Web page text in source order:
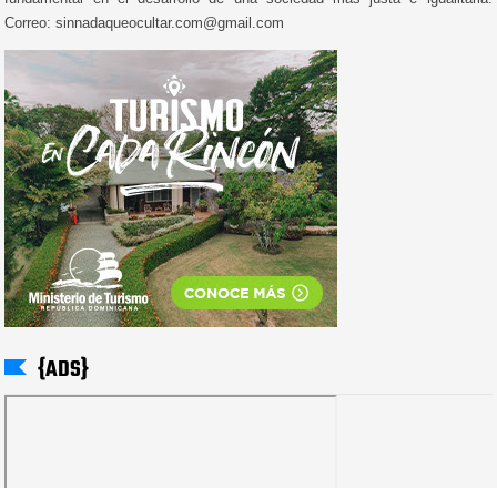
Correo: sinnadaqueocultar.com@gmail.com
{ADS}